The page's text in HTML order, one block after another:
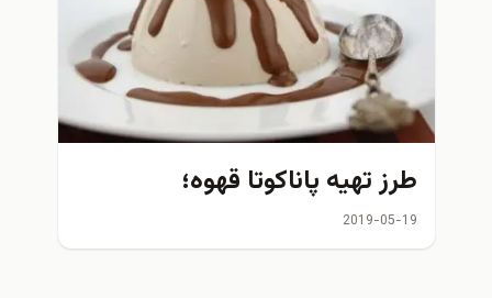
طرز تهیه پاناکوتا قهوه؛
2019-05-19